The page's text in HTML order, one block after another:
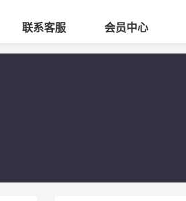
联系客服 会员中心